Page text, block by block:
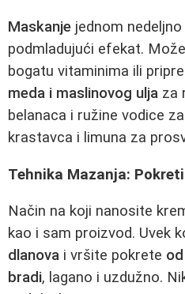
Maskanje jednom
podmladujući efekat.
bogatu vitaminima ili
meda i maslinovog ulja za
belanaca i ružine vodice
krastavca i limuna za
Tehnika Mazanja:
Način na koji nanosite
kao i sam proizvod. Uvek
dlanova i vršite pokrete
bradi, lagano i uzdužno.